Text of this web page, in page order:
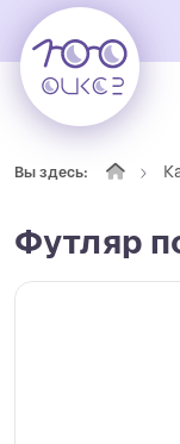
Вы здесь:
Футляр